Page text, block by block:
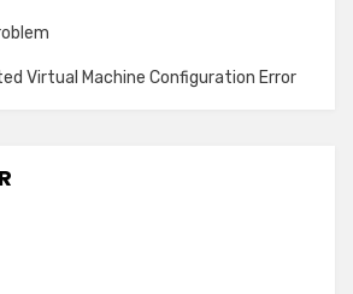
Virtual Machine Configuration Error